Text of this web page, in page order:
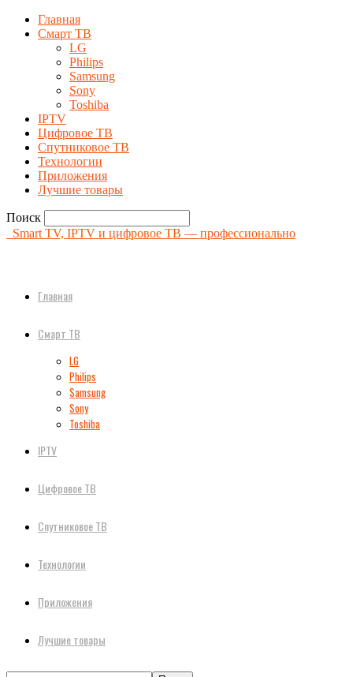
Главная
Смарт ТВ
LG
Philips
Samsung
Sony
Toshiba
IPTV
Цифровое ТВ
Спутниковое ТВ
Технологии
Приложения
Лучшие товары
Поиск
Smart TV, IPTV и цифровое ТВ — профессионально
Главная
Смарт ТВ
LG
Philips
Samsung
Sony
Toshiba
IPTV
Цифровое ТВ
Спутниковое ТВ
Технологии
Приложения
Лучшие товары